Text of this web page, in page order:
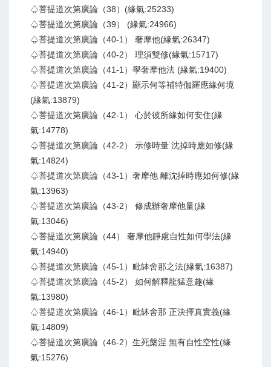
♤菩提道次第廣論（38）(緣氣:25233)
♤菩提道次第廣論（39） (緣氣:24966)
♤菩提道次第廣論（40-1） 奢摩他(緣氣:26347)
♤菩提道次第廣論（40-2） 理須雙修(緣氣:15717)
♤菩提道次第廣論（41-1）學奢摩他法 (緣氣:19400)
♤菩提道次第廣論（41-2）顯示何等補特伽羅應緣何境
(緣氣:13879)
♤菩提道次第廣論（42-1） 心於彼所緣如何安住(緣
氣:14778)
♤菩提道次第廣論（42-2） 示修時量 沈掉時應如修(緣
氣:14824)
♤菩提道次第廣論（43-1）奢摩他 離沈掉時應如何修(緣
氣:13963)
♤菩提道次第廣論（43-2） 修成辦奢摩他量(緣
氣:13046)
♤菩提道次第廣論（44） 奢摩他靜慮自性如何學法(緣
氣:14940)
♤菩提道次第廣論（45-1）毗缽舍那之法(緣氣:16387)
♤菩提道次第廣論（45-2） 如何解釋龍猛意趣(緣
氣:13980)
♤菩提道次第廣論（46-1）毗缽舍那 正決擇真實義(緣
氣:14809)
♤菩提道次第廣論（46-2）生死槃涅 無有自性空性(緣
氣:15276)